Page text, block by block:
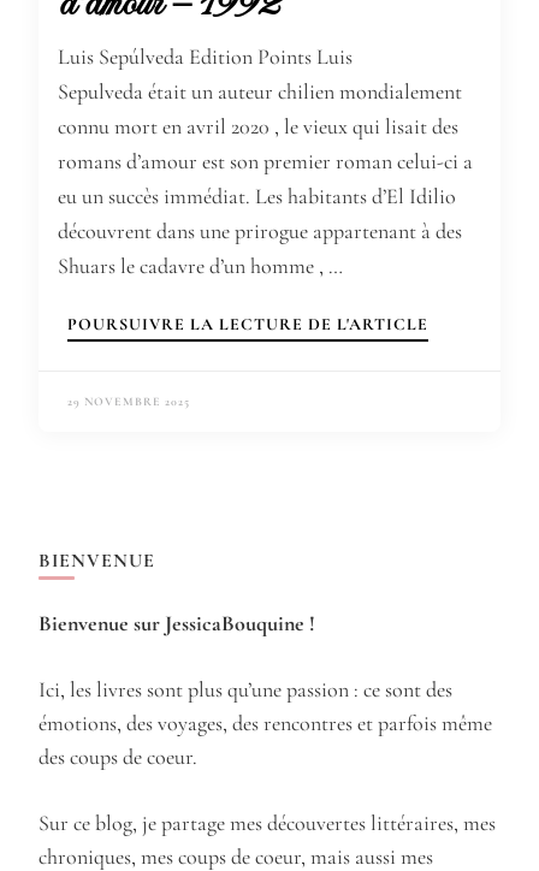
Luis Sepúlveda Edition Points Luis
Sepulveda était un auteur chilien mondialement
connu mort en avril 2020 , le vieux qui lisait des
romans d’amour est son premier roman celui-ci a
eu un succès immédiat. Les habitants d’El Idilio
découvrent dans une prirogue appartenant à des
Shuars le cadavre d’un homme , …
POURSUIVRE LA LECTURE DE L'ARTICLE
29 NOVEMBRE 2025
BIENVENUE
Bienvenue sur JessicaBouquine !
Ici, les livres sont plus qu’une passion : ce sont des
émotions, des voyages, des rencontres et parfois même
des coups de coeur.
Sur ce blog, je partage mes découvertes littéraires, mes
chroniques, mes coups de coeur, mais aussi mes